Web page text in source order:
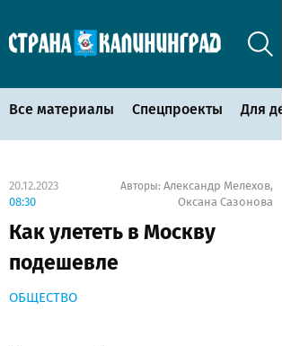
Все материалы Спецпроекты Для
20.12.2023
08:30
Авторы: Александр Мелехов,
Оксана Сазонова
Как улететь в Москву
подешевле
ОБЩЕСТВО